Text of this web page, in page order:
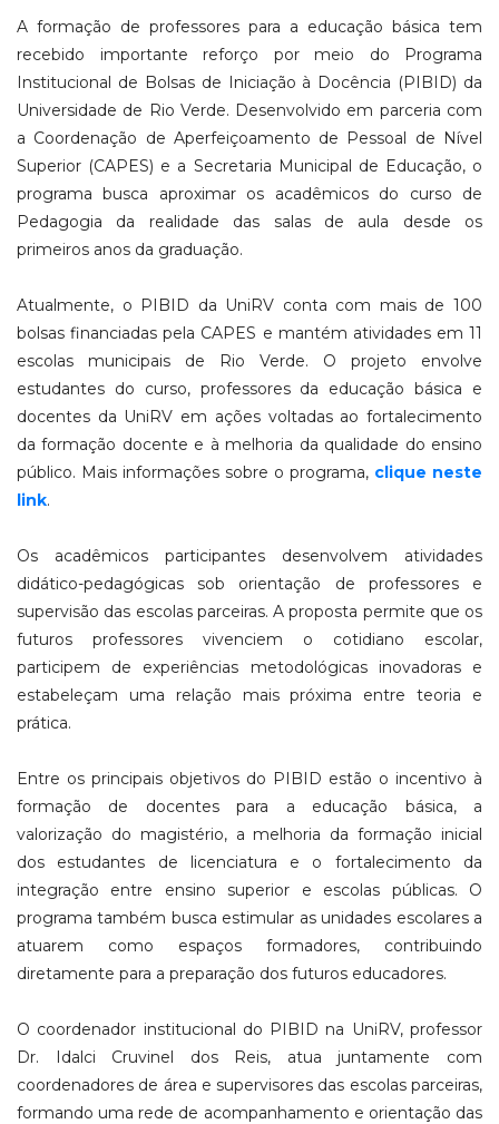
A formação de professores para a educação básica tem
recebido importante reforço por meio do Programa
Institucional de Bolsas de Iniciação à Docência (PIBID) da
Universidade de Rio Verde. Desenvolvido em parceria com
a Coordenação de Aperfeiçoamento de Pessoal de Nível
Superior (CAPES) e a Secretaria Municipal de Educação, o
programa busca aproximar os acadêmicos do curso de
Pedagogia da realidade das salas de aula desde os
primeiros anos da graduação.
Atualmente, o PIBID da UniRV conta com mais de 100
bolsas financiadas pela CAPES e mantém atividades em 11
escolas municipais de Rio Verde. O projeto envolve
estudantes do curso, professores da educação básica e
docentes da UniRV em ações voltadas ao fortalecimento
da formação docente e à melhoria da qualidade do ensino
público. Mais informações sobre o programa, clique neste
link.
Os acadêmicos participantes desenvolvem atividades
didático-pedagógicas sob orientação de professores e
supervisão das escolas parceiras. A proposta permite que os
futuros professores vivenciem o cotidiano escolar,
participem de experiências metodológicas inovadoras e
estabeleçam uma relação mais próxima entre teoria e
prática.
Entre os principais objetivos do PIBID estão o incentivo à
formação de docentes para a educação básica, a
valorização do magistério, a melhoria da formação inicial
dos estudantes de licenciatura e o fortalecimento da
integração entre ensino superior e escolas públicas. O
programa também busca estimular as unidades escolares a
atuarem como espaços formadores, contribuindo
diretamente para a preparação dos futuros educadores.
O coordenador institucional do PIBID na UniRV, professor
Dr. Idalci Cruvinel dos Reis, atua juntamente com
coordenadores de área e supervisores das escolas parceiras,
formando uma rede de acompanhamento e orientação das